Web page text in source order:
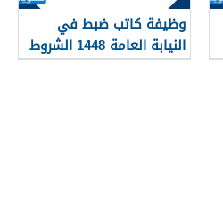
وظيفة كاتب ضبط في
النيابة العامة 1448 الشروط
وطريقة التقديم